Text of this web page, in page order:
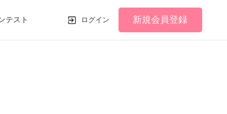
テスト ログイン 新規会員登録